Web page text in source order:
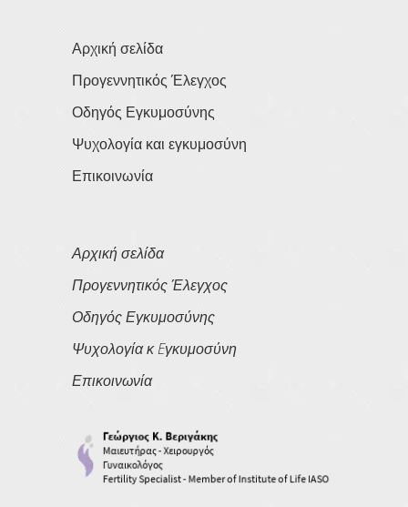
Αρχική σελίδα
Προγεννητικός Έλεγχος
Οδηγός Εγκυμοσύνης
Ψυχολογία και εγκυμοσύνη
Επικοινωνία
Αρχική σελίδα
Προγεννητικός Έλεγχος
Οδηγός Εγκυμοσύνης
Ψυχολογία κ Eγκυμοσύνη
Επικοινωνία